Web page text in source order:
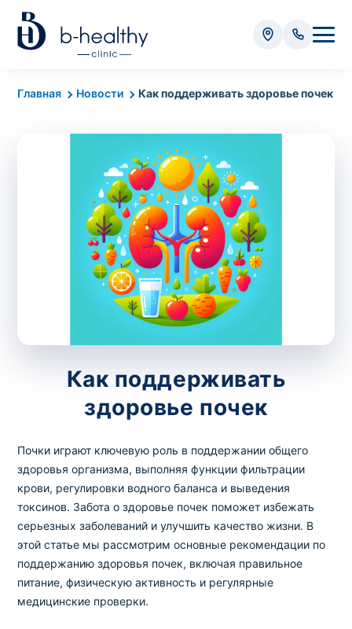
Главная Новости Как поддерживать здоровье почек
Как поддерживать
здоровье почек
Почки играют ключевую роль в поддержании общего
здоровья организма, выполняя функции фильтрации
крови, регулировки водного баланса и выведения
токсинов. Забота о здоровье почек поможет избежать
серьезных заболеваний и улучшить качество жизни. В
этой статье мы рассмотрим основные рекомендации по
поддержанию здоровья почек, включая правильное
питание, физическую активность и регулярные
медицинские проверки.
Анализы
Стоимость забора крови - 50 грн
Стоимость забора биоматериала (кроме
крови) – от 35 грн
Итого: 0 грн
Попередній запис на дослідження не
зіскрібки. Взяття біоматеріалу для них
виконує лікар – необхідий запись к
Анализ на дому
Сохранить
Ваше имя*